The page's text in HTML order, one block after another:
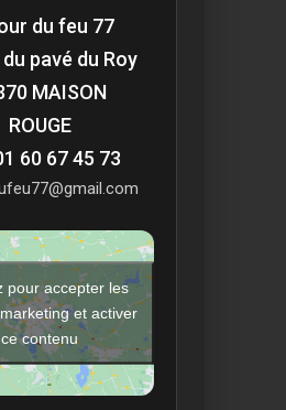
du feu 77
pavé du Roy
MAISON
ROUGE
60 67 45 73
pour accepter les
et activer
ce contenu